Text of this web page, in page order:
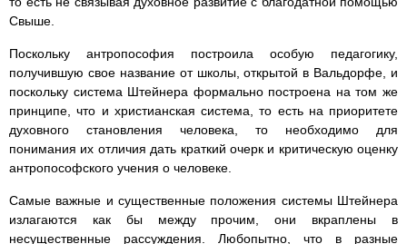
Свыше.
Поскольку антропософия построила особую педагогику,
получившую свое название от школы, открытой в Вальдорфе, и
поскольку система Штейнера формально построена на том же
принципе, что и христианская система, то есть на приоритете
духовного становления человека, то необходимо для
понимания их отличия дать краткий очерк и критическую оценку
антропософского учения о человеке.
Самые важные и существенные положения системы Штейнера
излагаются как бы между прочим, они вкраплены в
несущественные рассуждения. Любопытно, что в разные